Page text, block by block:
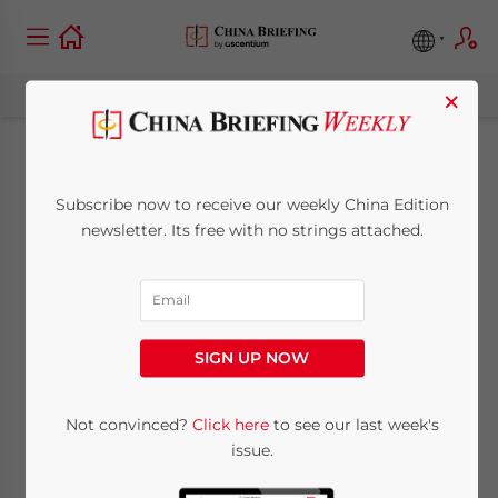
China erläutert die
Bandbreite der
steuerpflichtigen
Dienstleistungen, die
mit einer
Mehrwertsteuer zum
Null-Steuersatz
×
Subscribe now to receive our weekly China Edition
newsletter. Its free with no strings attached.
SIGN UP NOW
Not convinced? Click hereto see our last week's
issue.